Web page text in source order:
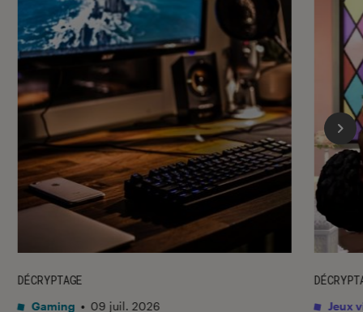
DÉCRYPTAGE
Gaming • 09 juil. 2026 Jeux